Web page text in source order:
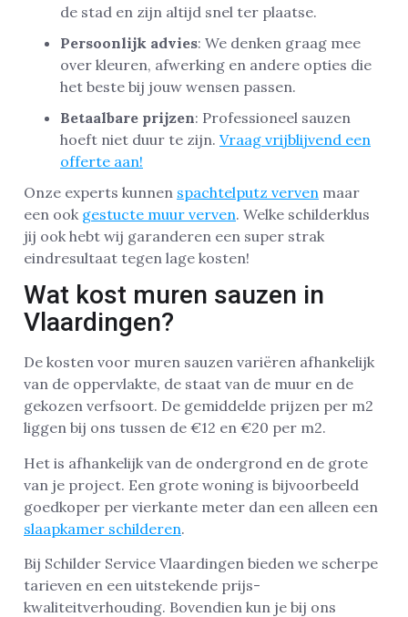
de stad en zijn altijd snel ter plaatse.
Persoonlijk advies: We denken graag mee
over kleuren, afwerking en andere opties die
het beste bij jouw wensen passen.
Betaalbare prijzen: Professioneel sauzen
hoeft niet duur te zijn. Vraag vrijblijvend een
offerte aan!
Onze experts kunnen spachtelputz verven maar
een ook gestucte muur verven. Welke schilderklus
jij ook hebt wij garanderen een super strak
eindresultaat tegen lage kosten!
Wat kost muren sauzen in
Vlaardingen?
De kosten voor muren sauzen variëren afhankelijk
van de oppervlakte, de staat van de muur en de
gekozen verfsoort. De gemiddelde prijzen per m2
liggen bij ons tussen de €12 en €20 per m2.
Het is afhankelijk van de ondergrond en de grote
van je project. Een grote woning is bijvoorbeeld
goedkoper per vierkante meter dan een alleen een
slaapkamer schilderen.
Bij Schilder Service Vlaardingen bieden we scherpe
tarieven en een uitstekende prijs-
kwaliteitverhouding. Bovendien kun je bij ons